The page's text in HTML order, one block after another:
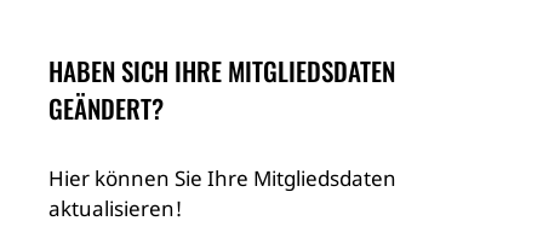
HABEN SICH IHRE MITGLIEDSDATEN
GEÄNDERT?
Hier können Sie Ihre Mitgliedsdaten
aktualisieren!